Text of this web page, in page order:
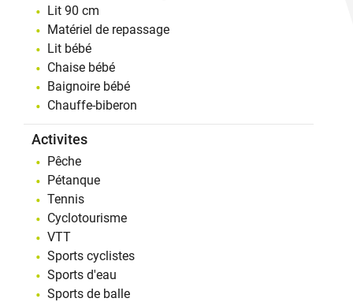
Lit 90 cm
Matériel de repassage
Lit bébé
Chaise bébé
Baignoire bébé
Chauffe-biberon
Activites
Pêche
Pétanque
Tennis
Cyclotourisme
VTT
Sports cyclistes
Sports d'eau
Sports de balle